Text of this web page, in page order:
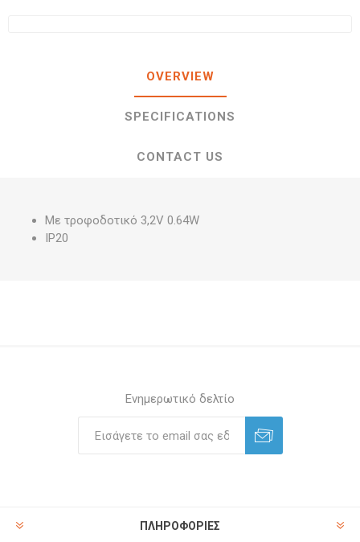
OVERVIEW
SPECIFICATIONS
CONTACT US
Με τροφοδοτικό 3,2V 0.64W
IP20
Ενημερωτικό δελτίο
ΠΛΗΡΟΦΟΡΊΕΣ